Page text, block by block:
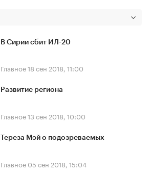
В Сирии сбит ИЛ-20
Главное18 сен 2018, 11:00
Развитие региона
Главное13 сен 2018, 10:00
Тереза Мэй о подозреваемых
Главное 05 сен 2018, 15:04